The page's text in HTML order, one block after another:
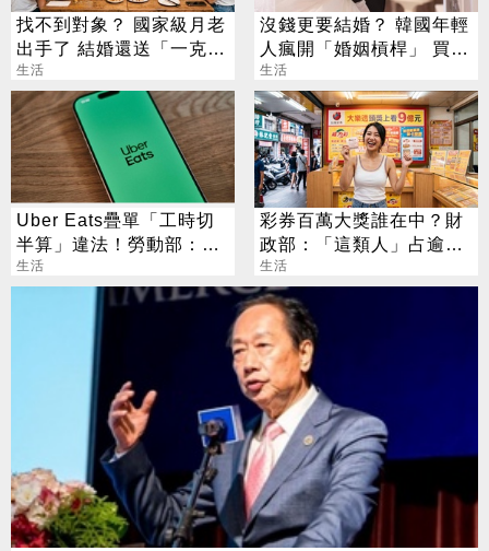
找不到對象？ 國家級月老
出手了 結婚還送「一克拉
鑽戒」
生活
沒錢更要結婚？ 韓國年輕
人瘋開「婚姻槓桿」 買房
拚翻轉階級
生活
Uber Eats疊單「工時切
半算」違法！勞動部：每
案可罰2萬
生活
彩券百萬大獎誰在中？財
政部：「這類人」占逾6
成
生活